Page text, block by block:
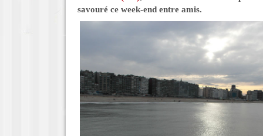
savouré ce week-end entre amis.